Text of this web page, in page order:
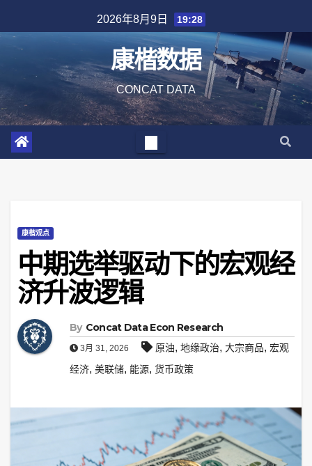
to
content
2026年8月9日 19:28
康楷数据
CONCAT DATA
康楷观点
中期选举驱动下的宏观经
济升波逻辑
By Concat Data Econ Research
3月 31, 2026 原油, 地缘政治, 大宗商品, 宏观
经济, 美联储, 能源, 货币政策